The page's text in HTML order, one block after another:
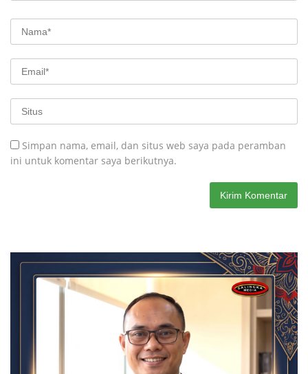
Simpan nama, email, dan situs web saya pada peramban
ini untuk komentar saya berikutnya.